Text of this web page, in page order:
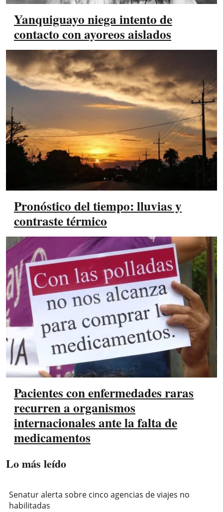
Yanquiguayo niega intento de
contacto con ayoreos aislados
Pronóstico del tiempo: lluvias y
contraste térmico
Pacientes con enfermedades raras
recurren a organismos
internacionales ante la falta de
medicamentos
Lo más leído
Senatur alerta sobre cinco agencias de viajes no
habilitadas